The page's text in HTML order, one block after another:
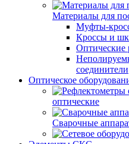
Материалы для
Муфты-
Кроссы и
Оптические
соединители
Оптическое
оптические
Сварочные